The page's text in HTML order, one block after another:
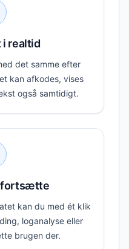
i realtid
det samme efter
kan afkodes, vises
også samtidigt.
fortsætte
kan du med ét klik
loganalyse eller
brugen der.